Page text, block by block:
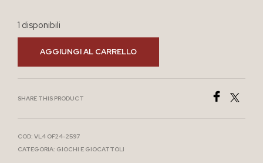
1 disponibili
AGGIUNGI AL CARRELLO
SHARE THIS PRODUCT
COD: VL4 OF24-2597
CATEGORIA: GIOCHI E GIOCATTOLI